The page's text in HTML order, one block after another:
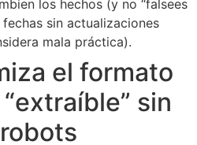
los hechos (y no “falsees
sin actualizaciones
mala práctica).
el formato
sin